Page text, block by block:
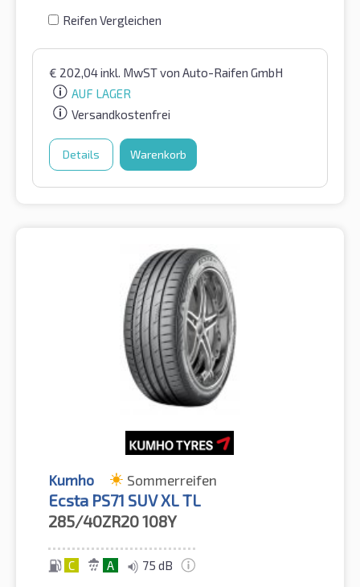
Reifen Vergleichen
€ 202,04inkl. MwSTvon Auto-Raifen GmbH
AUF LAGER
Versandkostenfrei
Details Warenkorb
Kumho Sommerreifen
Ecsta PS71 SUV XL TL
285/40ZR20108Y
C A 75 dB